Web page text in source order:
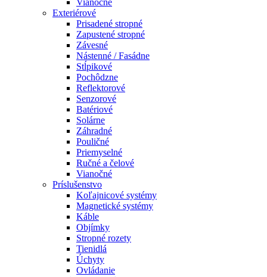
Vianočné
Exteriérové
Prisadené stropné
Zapustené stropné
Závesné
Nástenné / Fasádne
Stĺpikové
Pochôdzne
Reflektorové
Senzorové
Batériové
Solárne
Záhradné
Pouličné
Priemyselné
Ručné a čelové
Vianočné
Príslušenstvo
Koľajnicové systémy
Magnetické systémy
Káble
Objímky
Stropné rozety
Tienidlá
Úchyty
Ovládanie